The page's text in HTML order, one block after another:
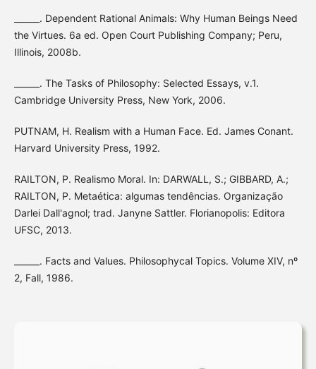
______. Dependent Rational Animals: Why Human Beings Need
the Virtues. 6a ed. Open Court Publishing Company; Peru,
Illinois, 2008b.
______. The Tasks of Philosophy: Selected Essays, v.1.
Cambridge University Press, New York, 2006.
PUTNAM, H. Realism with a Human Face. Ed. James Conant.
Harvard University Press, 1992.
RAILTON, P. Realismo Moral. In: DARWALL, S.; GIBBARD, A.;
RAILTON, P. Metaética: algumas tendências. Organização
Darlei Dall'agnol; trad. Janyne Sattler. Florianopolis: Editora
UFSC, 2013.
______. Facts and Values. Philosophycal Topics. Volume XIV, nº
2, Fall, 1986.